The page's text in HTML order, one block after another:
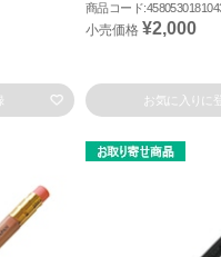
商品コード
小売価格 ¥2,000
お気に入りに